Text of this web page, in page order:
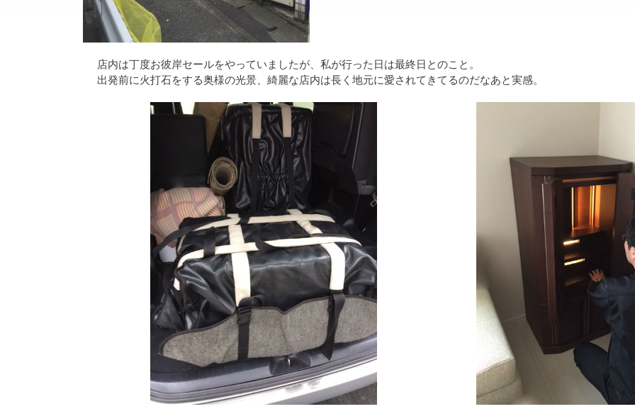
店内は丁度お彼岸セールをやっていましたが、私が行った日は最終日とのこと。
出発前に火打石をする奥様の光景、綺麗な店内は長く地元に愛されてきてるのだなあと実感。